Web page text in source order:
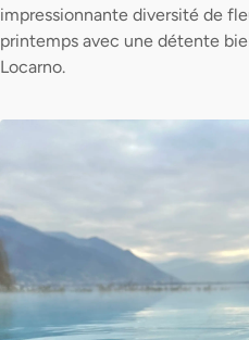
impressionnante diversité de
printemps avec une détente
Locarno.